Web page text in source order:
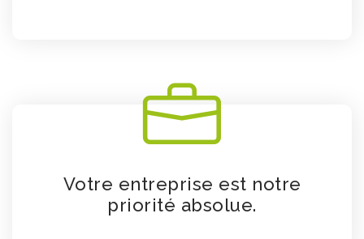
Votre entreprise est notre
priorité absolue.